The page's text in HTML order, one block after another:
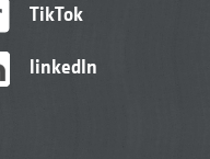
TikTok
linkedIn